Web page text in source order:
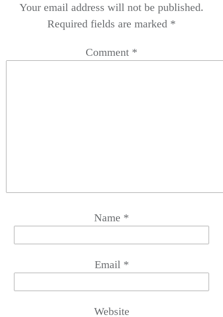
Your email address will not be published.
Required fields are marked *
Comment *
Name *
Email *
Website